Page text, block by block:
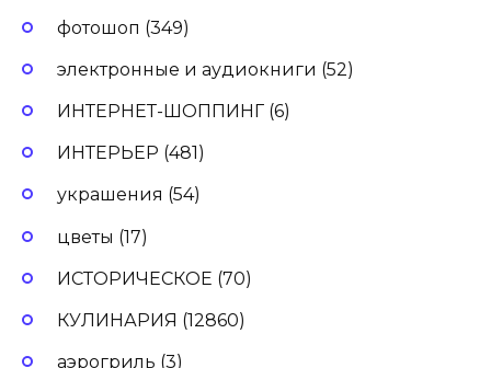
фотошоп (349)
электронные и аудиокниги (52)
ИНТЕРНЕТ-ШОППИНГ (6)
ИНТЕРЬЕР (481)
украшения (54)
цветы (17)
ИСТОРИЧЕСКОЕ (70)
КУЛИНАРИЯ (12860)
аэрогриль (3)